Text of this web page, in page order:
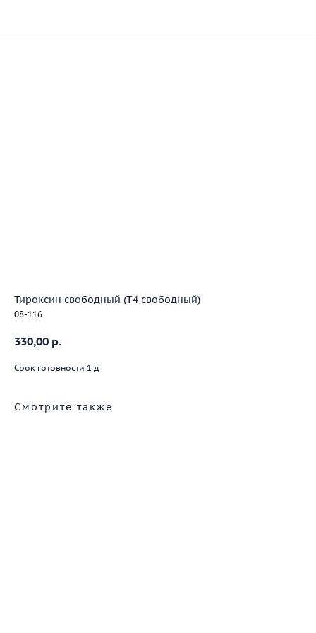
Тироксин свободный (Т4 свободный)
08-116
330,00 р.
Срок готовности 1 д
Смотрите также